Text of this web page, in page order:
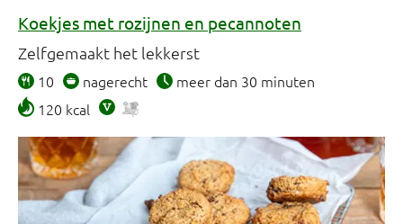
Koekjes met rozijnen en pecannoten
Zelfgemaakt het lekkerst
10 nagerecht
meer dan 30 minuten
120 kcal